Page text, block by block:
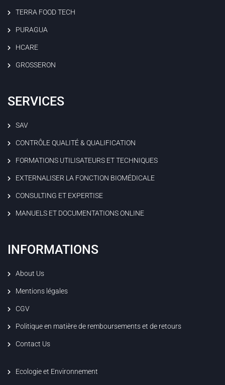
TERRA FOOD TECH
PURAGUA
HCARE
GROSSERON
SERVICES
SAV
CONTRÔLE QUALITÉ & QUALIFICATION
FORMATIONS UTILISATEURS ET TECHNIQUES
EXTERNALISER LA FONCTION BIOMÉDICALE
CONSULTING ET EXPERTISE
MANUELS ET DOCUMENTATIONS ONLINE
INFORMATIONS
About Us
Mentions légales
CGV
Politique en matière de remboursements et de retours
Contact Us
Ecologie et Environnement